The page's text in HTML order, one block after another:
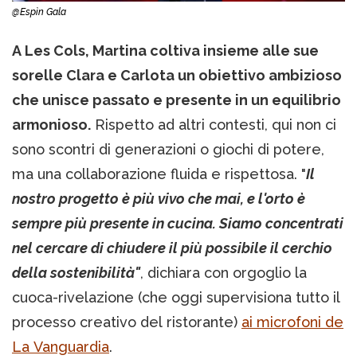
@Espìn Gala
A Les Cols, Martina coltiva insieme alle sue
sorelle Clara e Carlota un obiettivo ambizioso
che unisce passato e presente in un equilibrio
armonioso. Rispetto ad altri contesti, qui non ci
sono scontri di generazioni o giochi di potere,
ma una collaborazione fluida e rispettosa. "Il
nostro progetto è più vivo che mai, e l'orto è
sempre più presente in cucina. Siamo concentrati
nel cercare di chiudere il più possibile il cerchio
della sostenibilità", dichiara con orgoglio la
cuoca-rivelazione (che oggi supervisiona tutto il
processo creativo del ristorante) ai microfoni de
La Vanguardia.